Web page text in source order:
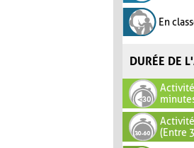
En
DURÉE DE
(Entre